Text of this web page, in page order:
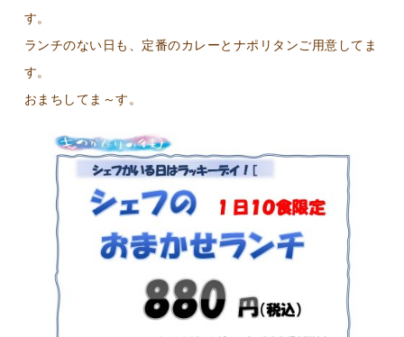
す。
ランチのない日も、定番のカレーとナポリタンご用意してま
す。
おまちしてま～す。